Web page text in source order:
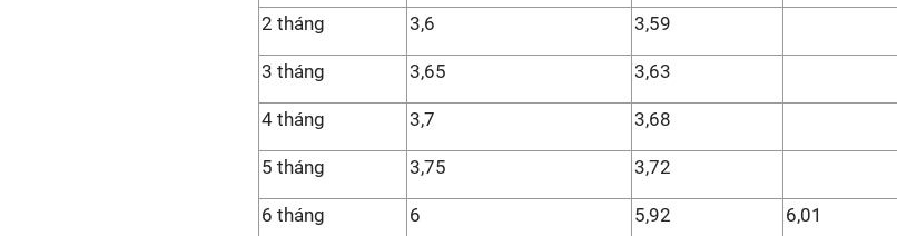
2 tháng 3,6 3,59
3 tháng 3,65 3,63
4 tháng 3,7 3,68
5 tháng 3,75 3,72
6 tháng 6 5,92 6,01